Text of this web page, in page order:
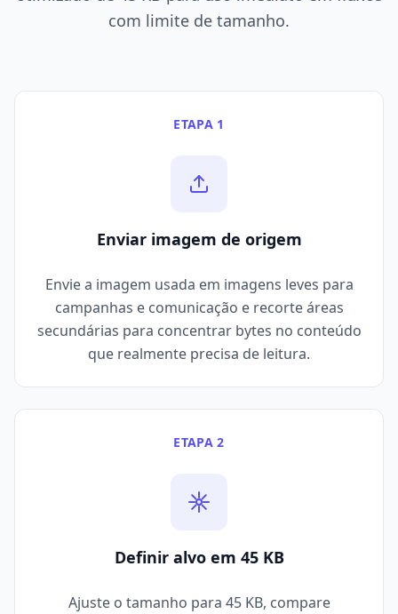
com limite de tamanho.
ETAPA 1
Enviar imagem de origem
Envie a imagem usada em imagens leves para
campanhas e comunicação e recorte áreas
secundárias para concentrar bytes no conteúdo
que realmente precisa de leitura.
ETAPA 2
Definir alvo em 45 KB
Ajuste o tamanho para 45 KB, compare